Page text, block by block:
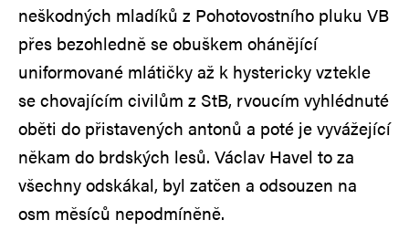
neškodných mladíků z Pohotovostního pluku VB
přes bezohledně se obuškem ohánějící
uniformované mlátičky až k hystericky vztekle
se chovajícím civilům z StB, rvoucím vyhlédnuté
oběti do přistavených antonů a poté je vyvážející
někam do brdských lesů. Václav Havel to za
všechny odskákal, byl zatčen a odsouzen na
osm měsíců nepodmíněně.